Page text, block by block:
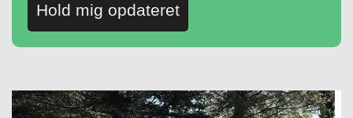
Hold mig opdateret